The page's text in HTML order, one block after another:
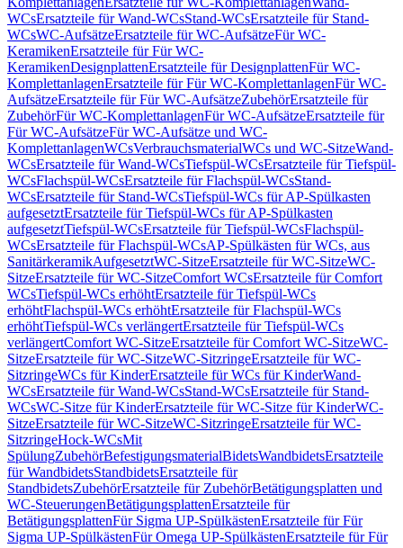
WCsErsatzteile für Wand-WCsStand-WCsErsatzteile für Stand-
WCsWC-AufsätzeErsatzteile für WC-AufsätzeFür WC-
KeramikenErsatzteile für Für WC-
KeramikenDesignplattenErsatzteile für DesignplattenFür WC-
KomplettanlagenErsatzteile für Für WC-KomplettanlagenFür WC-
AufsätzeErsatzteile für Für WC-AufsätzeZubehörErsatzteile für
ZubehörFür WC-KomplettanlagenFür WC-AufsätzeErsatzteile für
Für WC-AufsätzeFür WC-Aufsätze und WC-
KomplettanlagenWCsVerbrauchsmaterialWCs und WC-SitzeWand-
WCsErsatzteile für Wand-WCsTiefspül-WCsErsatzteile für Tiefspül-
WCsFlachspül-WCsErsatzteile für Flachspül-WCsStand-
WCsErsatzteile für Stand-WCsTiefspül-WCs für AP-Spülkasten
aufgesetztErsatzteile für Tiefspül-WCs für AP-Spülkasten
aufgesetztTiefspül-WCsErsatzteile für Tiefspül-WCsFlachspül-
WCsErsatzteile für Flachspül-WCsAP-Spülkästen für WCs, aus
SanitärkeramikAufgesetztWC-SitzeErsatzteile für WC-SitzeWC-
SitzeErsatzteile für WC-SitzeComfort WCsErsatzteile für Comfort
WCsTiefspül-WCs erhöhtErsatzteile für Tiefspül-WCs
erhöhtFlachspül-WCs erhöhtErsatzteile für Flachspül-WCs
erhöhtTiefspül-WCs verlängertErsatzteile für Tiefspül-WCs
verlängertComfort WC-SitzeErsatzteile für Comfort WC-SitzeWC-
SitzeErsatzteile für WC-SitzeWC-SitzringeErsatzteile für WC-
SitzringeWCs für KinderErsatzteile für WCs für KinderWand-
WCsErsatzteile für Wand-WCsStand-WCsErsatzteile für Stand-
WCsWC-Sitze für KinderErsatzteile für WC-Sitze für KinderWC-
SitzeErsatzteile für WC-SitzeWC-SitzringeErsatzteile für WC-
SitzringeHock-WCsMit
SpülungZubehörBefestigungsmaterialBidetsWandbidetsErsatzteile
für WandbidetsStandbidetsErsatzteile für
StandbidetsZubehörErsatzteile für ZubehörBetätigungsplatten und
WC-SteuerungenBetätigungsplattenErsatzteile für
BetätigungsplattenFür Sigma UP-SpülkästenErsatzteile für Für
Sigma UP-SpülkästenFür Omega UP-SpülkästenErsatzteile für Für